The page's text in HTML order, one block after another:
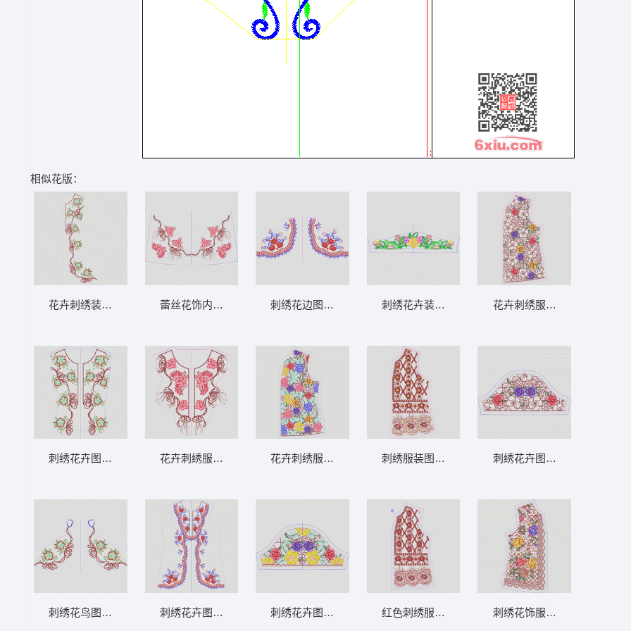
相似花版：
花卉刺绣装饰图案 领 衣边下摆 中东阿拉伯
刺绣花卉图案设计图 领 衣边下摆 中东阿拉
刺绣花鸟图案设计图 领 衣边下摆 中东阿拉
蕾丝花饰内衣设计图 领 衣边下摆 中东阿拉
花卉刺绣服装上衣图案 领 衣边下摆 中东阿
刺绣花卉图案女式上衣设计图 领 衣边下摆
刺绣花边图案设计图 领 衣边下摆 中东阿拉
花卉刺绣服装图案设计 领 衣边下摆 中东阿
刺绣花卉图案设计图 领 衣边下摆 中东阿拉
刺绣花卉装饰图案设计图 领 衣边下摆 中东
刺绣服装图案设计图 领 衣边下摆 中东阿拉
红色刺绣服装裁剪图 领 衣边下摆 中东阿拉
花卉刺绣服装图案设计 领 衣
刺绣花卉图案设计图 领 衣边
刺绣花饰服装裁片设计图 领